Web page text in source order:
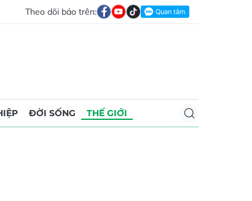
Theo dõi báo trên:
ĐỜI SỐNG THẾ GIỚI